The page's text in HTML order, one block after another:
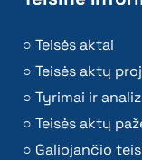
Teisės aktai
Teisės aktų
Tyrimai ir
Teisės aktų
Galiojančio